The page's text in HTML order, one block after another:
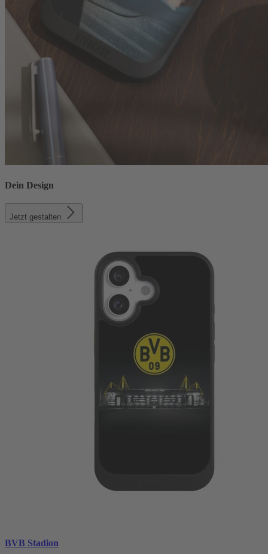
Dein Design
Jetzt gestalten
BVB Stadion